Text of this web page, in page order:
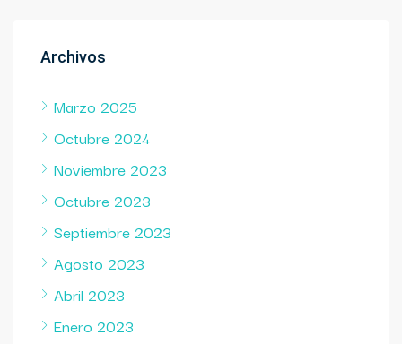
Archivos
Marzo 2025
Octubre 2024
Noviembre 2023
Octubre 2023
Septiembre 2023
Agosto 2023
Abril 2023
Enero 2023